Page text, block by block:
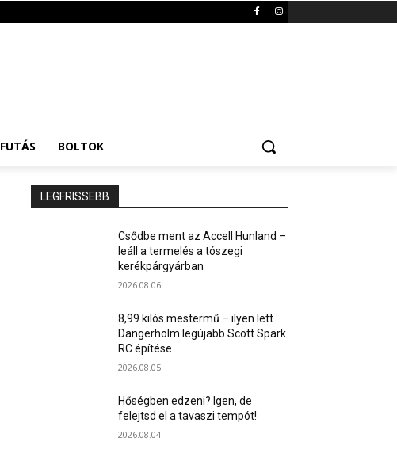
FUTÁS BOLTOK
LEGFRISSEBB
Csődbe ment az Accell Hunland –
leáll a termelés a tószegi
kerékpárgyárban
2026.08.06.
8,99 kilós mestermű – ilyen lett
Dangerholm legújabb Scott Spark
RC építése
2026.08.05.
Hőségben edzeni? Igen, de
felejtsd el a tavaszi tempót!
2026.08.04.